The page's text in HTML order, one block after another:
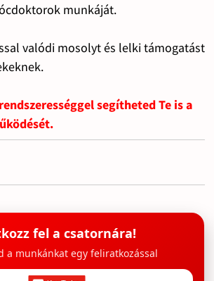
munkáját.
valódi mosolyt és lelki támogatást
segítheted Te is a
fel a csatornára!
a munkánkat egy feliratkozással